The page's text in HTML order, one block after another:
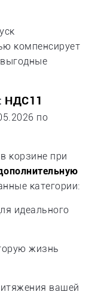
компенсирует
НДС11
по
корзине при
категории:
идеального
жизнь
вашей